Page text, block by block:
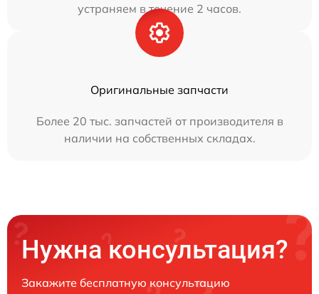
устраняем в течение 2 часов.
Оригинальные запчасти
Более 20 тыс. запчастей от производителя в
наличии на собственных складах.
Нужна консультация?
Закажите бесплатную консультацию